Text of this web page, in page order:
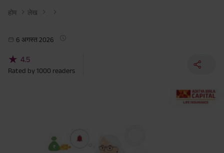
होम लेख
6 अगस्त 2026
★ 4.5
Rated by 1000 readers